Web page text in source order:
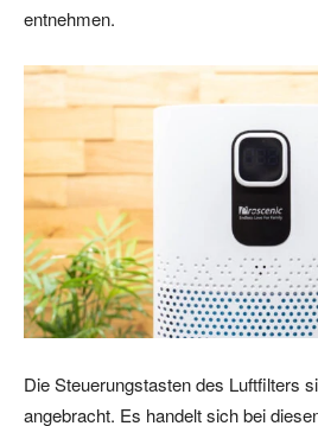
entnehmen.
Die Steuerungstasten des Luftfilters
angebracht. Es handelt sich bei